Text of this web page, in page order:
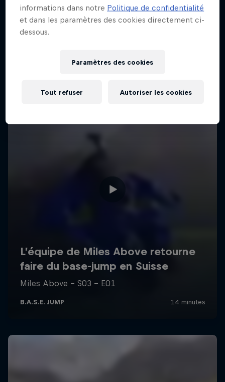
informations dans notre Politique de confidentialité
et dans les paramètres des cookies directement ci-
dessous.
Paramètres des cookies
Tout refuser Autoriser les cookies